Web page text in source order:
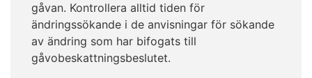
gåvan. Kontrollera alltid tiden för
ändringssökande i de anvisningar för sökande
av ändring som har bifogats till
gåvobeskattningsbeslutet.